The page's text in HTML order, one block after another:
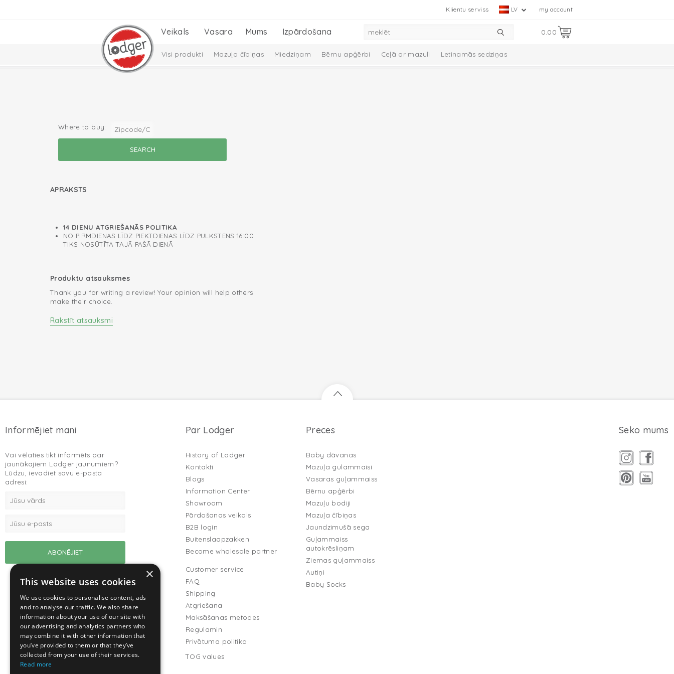
my account
LV
Klientu serviss
0.00
Veikals Vasara Mums Izpārdošana
Visi produkti Mazuļa čībiņas Miedziņam Bērnu apģērbi Ceļā ar mazuli Letinamās sedziņas
Where to buy:
APRAKSTS
14 DIENU ATGRIEŠANĀS POLITIKA
NO PIRMDIENAS LĪDZ PIEKTDIENAS LĪDZ PULKSTENS 16:00
TIKS NOSŪTĪTA TAJĀ PAŠĀ DIENĀ
Produktu atsauksmes
Thank you for writing a review! Your opinion will help others
make their choice.
Rakstīt atsauksmi
Informējiet mani
Vai vēlaties tikt informēts par
jaunākajiem Lodger jaunumiem?
Lūdzu, ievadiet savu e-pasta
adresi:
Par Lodger
History of Lodger
Kontakti
Blogs
Information Center
Showroom
Pārdošanas veikals
B2B login
Buitenslaapzakken
Become wholesale partner
Customer service
FAQ
Shipping
Atgriešana
Maksāšanas metodes
Regulamin
Privātuma politika
TOG values
Preces
Baby dāvanas
Mazuļa gulammaisi
Vasaras guļammaiss
Bērnu apģērbi
Mazuļu bodiji
Mazuļa čībiņas
Jaundzimušā sega
Guļammaiss
autokrēsliņam
Ziemas guļammaiss
Autiņi
Baby Socks
Seko mums
×
This website uses cookies
We use cookies to personalise content, ads
and to analyse our traffic. We also share
information about your use of our site with
our advertising and analytics partners who
may combine it with other information that
you’ve provided to them or that they’ve
collected from your use of their services.
Read more